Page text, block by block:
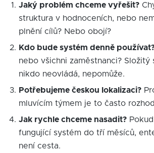
Jaký problém chceme vyřešit?
struktura v hodnoceních, nebo
plnění cílů? Nebo obojí?
Kdo bude systém denně
nebo všichni zaměstnanci? Složitý
nikdo neovládá, nepomůže.
Potřebujeme českou lokalizaci?
mluvícím týmem je to často
Jak rychle chceme nasadit?
fungující systém do tří měsíců,
není cesta.